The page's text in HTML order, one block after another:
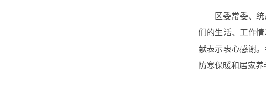
区委常委、
们的生活、工作
献表示衷心感谢
防寒保暖和居家养